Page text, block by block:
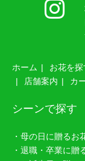
ホーム お花を探
店舗案内
カ
シーンで探す
・母の日に贈るお
・退職・卒業に贈